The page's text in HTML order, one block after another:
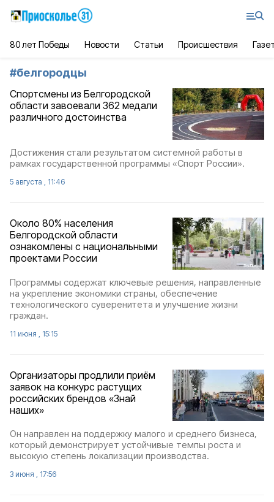
80 лет Победы Новости Статьи Происшествия
#белгородцы
Спортсмены из Белгородской
области завоевали 362 медали
различного достоинства
Достижения стали результатом системной работы в
рамках государственной программы «Спорт России».
5 августа , 11:46
Около 80% населения
Белгородской области
ознакомлены с национальными
проектами России
Программы содержат ключевые решения, направленные
на укрепление экономики страны, обеспечение
технологического суверенитета и улучшение жизни
граждан.
11 июня , 15:15
Организаторы продлили приём
заявок на конкурс растущих
российских брендов «Знай
наших»
Он направлен на поддержку малого и среднего бизнеса,
который демонстрирует устойчивые темпы роста и
высокую степень локализации производства.
3 июня , 17:56